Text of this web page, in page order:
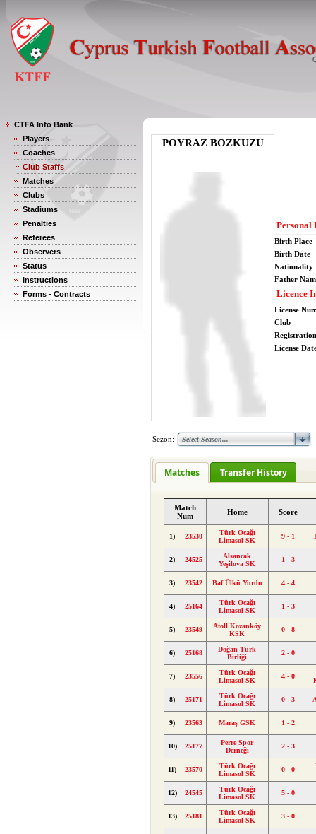
CTFA Info Bank
Players
Coaches
Club Staffs
Matches
Clubs
Stadiums
Penalties
Referees
Observers
Status
Instructions
Forms - Contracts
POYRAZ BOZKUZU
Personal
Birth Place
Birth Date
Nationality
Father
Licence
License
Club
License
Sezon:
Matches Transfer History
Match
Num
Home Score
1) 23530
Türk Ocağı
Limasol SK
9 - 1
2) 24525
Alsancak
Yeşilova SK
1 - 3
3) 23542 Baf Ülkü Yurdu 4 - 4
4) 25164
Türk Ocağı
Limasol SK
1 - 3
5) 23549
Atoll Kozanköy
KSK
0 - 8
6) 25168
Doğan Türk
Birliği
2 - 0
7) 23556
Türk Ocağı
Limasol SK
4 - 0
8) 25171
Türk Ocağı
Limasol SK
0 - 3
9) 23563 Maraş GSK 1 - 2
10) 25177
Perre Spor
Derneği
2 - 3
11) 23570
Türk Ocağı
Limasol SK
0 - 0
12) 24545
Türk Ocağı
Limasol SK
5 - 0
13) 25181
Türk Ocağı
Limasol SK
3 - 0